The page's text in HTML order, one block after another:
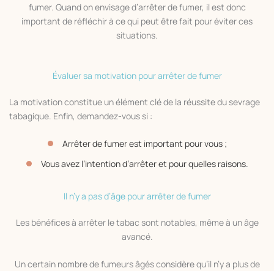
fumer. Quand on envisage d’arrêter de fumer, il est donc
important de réfléchir à ce qui peut être fait pour éviter ces
situations.
Évaluer sa motivation pour arrêter de fumer
La motivation constitue un élément clé de la réussite du sevrage
tabagique. Enfin, demandez-vous si :
Arrêter de fumer est important pour vous ;
Vous avez l’intention d’arrêter et pour quelles raisons.
Il n’y a pas d’âge pour arrêter de fumer
Les bénéfices à arrêter le tabac sont notables, même à un âge
avancé.
Un certain nombre de fumeurs âgés considère qu’il n’y a plus de